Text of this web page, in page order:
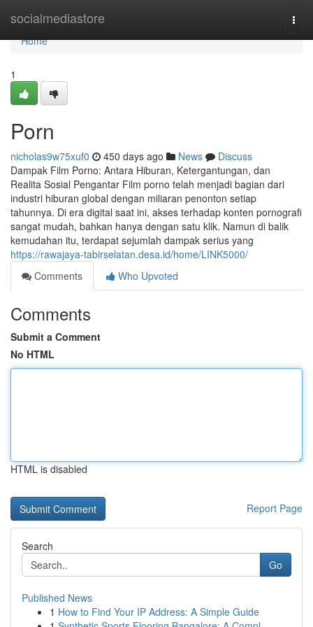
socialmediastore
Home
Home
1
Porn
nicholas9w75xuf0 450 days ago News
Discuss
Dampak Film Porno: Antara Hiburan, Ketergantungan, dan
Realita Sosial Pengantar Film porno telah menjadi bagian dari
industri hiburan global dengan miliaran penonton setiap
tahunnya. Di era digital saat ini, akses terhadap konten pornografi
sangat mudah, bahkan hanya dengan satu klik. Namun di balik
kemudahan itu, terdapat sejumlah dampak serius yang
https://rawajaya-tabirselatan.desa.id/home/LINK5000/
Comments
Who Upvoted
Comments
Submit a Comment
No HTML
HTML is disabled
Report Page
Search
Go
Published News
1 How to Find Your IP Address: A Simple Guide